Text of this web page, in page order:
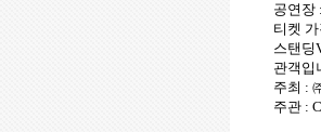
공연장 :
티켓 가
스탠딩
관객입
주최 :
주관 :